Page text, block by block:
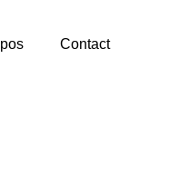
Contact